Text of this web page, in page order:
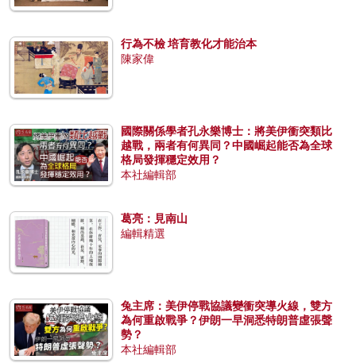
行為不檢 培育教化才能治本
陳家偉
國際關係學者孔永樂博士：將美伊衝突類比
越戰，兩者有何異同？中國崛起能否為全球
格局發揮穩定效用？
本社編輯部
葛亮：見南山
編輯精選
兔主席：美伊停戰協議變衝突導火線，雙方
為何重啟戰爭？伊朗一早洞悉特朗普虛張聲
勢？
本社編輯部